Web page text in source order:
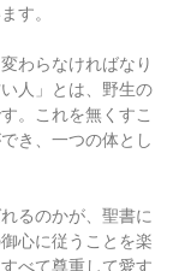
す。
わらなければなり
人」とは、野生の
。これを無くすこ
き、一つの体とし
るのかが、聖書に
心に従うことを楽
べて尊重して愛す